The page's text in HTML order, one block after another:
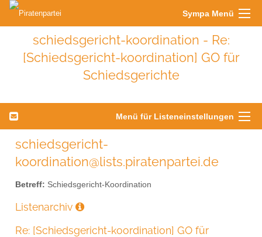
Sympa Menü
schiedsgericht-koordination - Re:
[Schiedsgericht-koordination] GO für
Schiedsgerichte
Menü für Listeneinstellungen
schiedsgericht-
koordination@lists.piratenpartei.de
Betreff: Schiedsgericht-Koordination
Listenarchiv
Re: [Schiedsgericht-koordination] GO für